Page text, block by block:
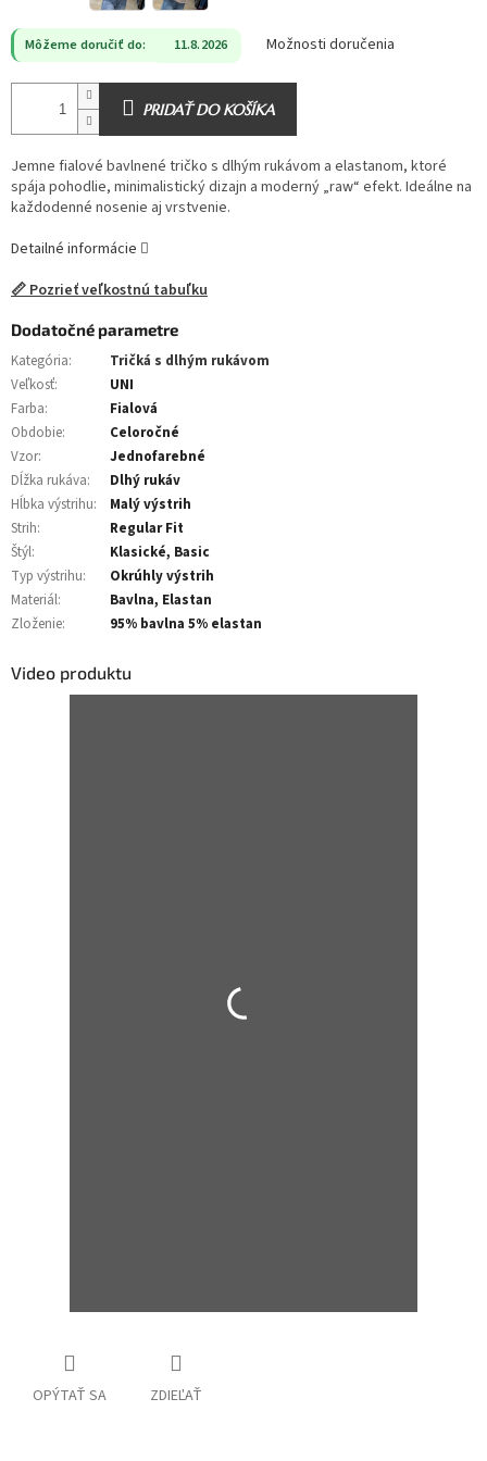
Môžeme doručiť do: 11.8.2026 Možnosti doručenia
PRIDAŤ DO KOŠÍKA
Jemne fialové bavlnené tričko s dlhým rukávom a elastanom, ktoré
spája pohodlie, minimalistický dizajn a moderný „raw“ efekt. Ideálne na
každodenné nosenie aj vrstvenie.
Detailné informácie
📏 Pozrieť veľkostnú tabuľku
Dodatočné parametre
Kategória:
Tričká s dlhým rukávom
Veľkosť:
UNI
Farba:
Fialová
Obdobie:
Celoročné
Vzor:
Jednofarebné
Dĺžka rukáva:
Dlhý rukáv
Hĺbka výstrihu:
Malý výstrih
Strih:
Regular Fit
Štýl:
Klasické, Basic
Typ výstrihu:
Okrúhly výstrih
Materiál:
Bavlna, Elastan
Zloženie: 95% bavlna 5% elastan
Video produktu
OPÝTAŤ SA ZDIEĽAŤ